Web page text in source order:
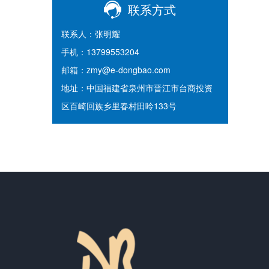
联系方式
联系人：张明耀
手机：13799553204
邮箱：zmy@e-dongbao.com
地址：中国福建省泉州市晋江市台商投资
区百崎回族乡里春村田呤133号